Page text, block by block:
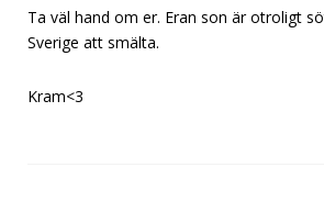
Ta väl hand om er. Eran son är otroligt
Sverige att smälta.
Kram<3